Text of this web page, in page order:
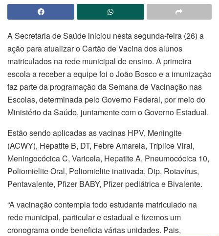
A Secretaria de Saúde iniciou nesta segunda-feira (26) a
ação para atualizar o Cartão de Vacina dos alunos
matriculados na rede municipal de ensino. A primeira
escola a receber a equipe foi o João Bosco e a imunização
faz parte da programação da Semana de Vacinação nas
Escolas, determinada pelo Governo Federal, por meio do
Ministério da Saúde, juntamente com o Governo Estadual.
Estão sendo aplicadas as vacinas HPV, Meningite
(ACWY), Hepatite B, DT, Febre Amarela, Tríplice Viral,
Meningocócica C, Varicela, Hepatite A, Pneumocócica 10,
Poliomielite Oral, Poliomielite inativada, Dtp, Rotavírus,
Pentavalente, Pfizer BABY, Pfizer pediátrica e Bivalente.
“A vacinação contempla todo estudante matriculado na
rede municipal, particular e estadual e fizemos um
cronograma onde beneficia várias unidades. Pais,